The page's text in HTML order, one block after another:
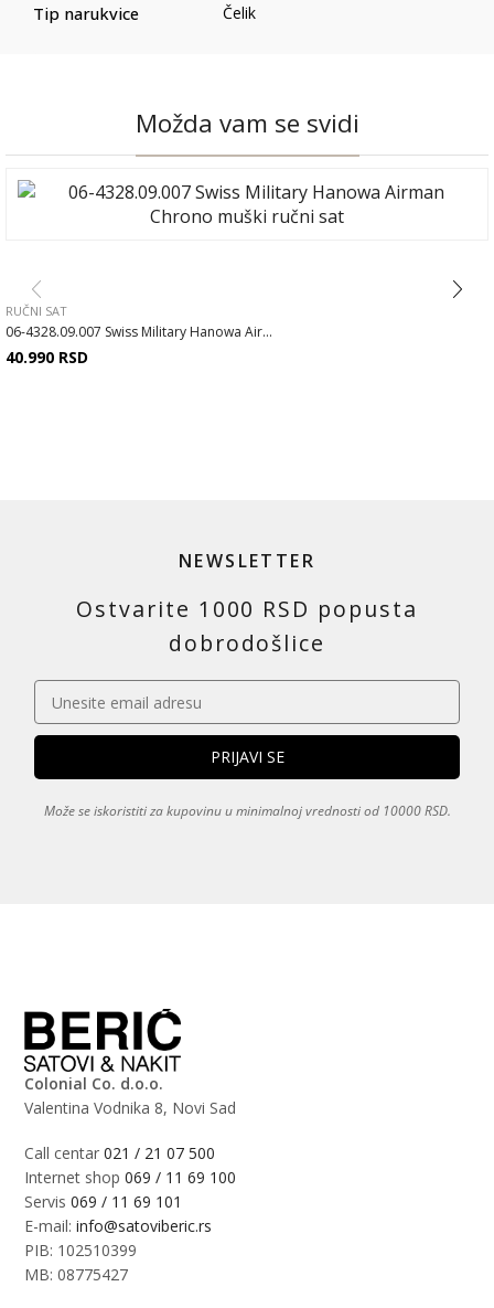
Tip narukvice Čelik
Možda vam se svidi
RUČNI SAT
06-4328.09.007 Swiss Military Hanowa Air...
40.990 RSD
NEWSLETTER
Ostvarite 1000 RSD popusta
dobrodošlice
Može se iskoristiti za kupovinu u minimalnoj vrednosti od 10000 RSD.
Colonial Co. d.o.o.
Valentina Vodnika 8, Novi Sad
Call centar021 / 21 07 500
Internet shop069 / 11 69 100
Servis069 / 11 69 101
E-mail:info@satoviberic.rs
PIB: 102510399
MB: 08775427